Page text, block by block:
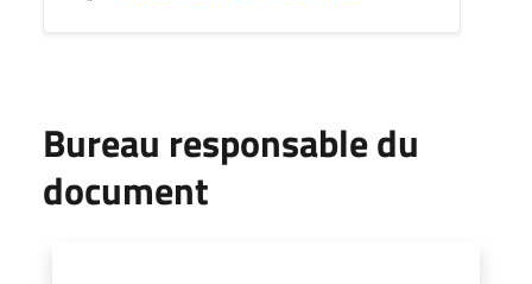
Bureau responsable du
document